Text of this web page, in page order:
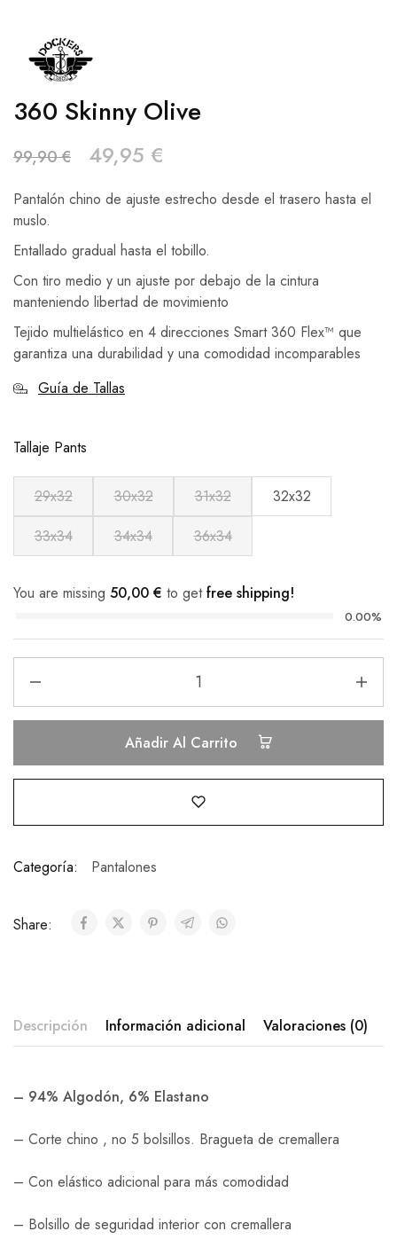
360 Skinny Olive
99,90€ 49,95 €
Pantalón chino de ajuste estrecho desde el trasero hasta el
muslo.
Entallado gradual hasta el tobillo.
Con tiro medio y un ajuste por debajo de la cintura
manteniendo libertad de movimiento
Tejido multielástico en 4 direcciones Smart 360 Flex™ que
garantiza una durabilidad y una comodidad incomparables
Guía de Tallas
Tallaje Pants
29x32 30x32 31x32
32x32
33x34
34x34 36x34
You are missing 50,00 € to getfree shipping!
0.00%
Añadir Al Carrito
Categoría: Pantalones
Share:
Descripción Información adicional Valoraciones (0)
– 94% Algodón, 6% Elastano
– Corte chino , no 5 bolsillos. Bragueta de cremallera
– Con elástico adicional para más comodidad
– Bolsillo de seguridad interior con cremallera